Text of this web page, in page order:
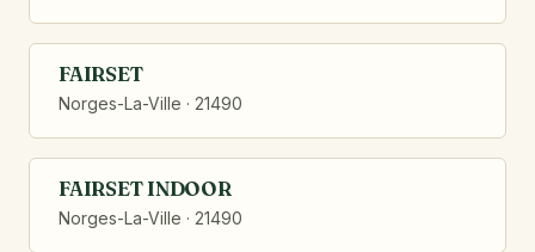
FAIRSET
Norges-La-Ville · 21490
FAIRSET INDOOR
Norges-La-Ville · 21490